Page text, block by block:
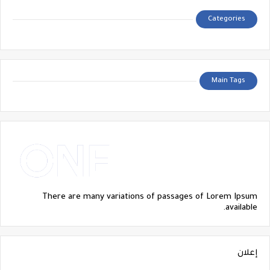
Categories
Main Tags
There are many variations of passages of Lorem Ipsum
available.
إعلان